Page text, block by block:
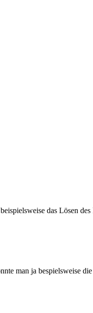
das Lösen
man ja bespielsweise